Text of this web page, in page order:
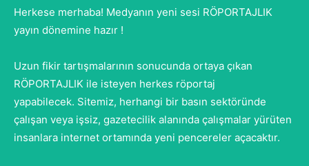
Herkese merhaba! Medyanın yeni sesi RÖPORTAJLIK
yayın dönemine hazır !
Uzun fikir tartışmalarının sonucunda ortaya çıkan
RÖPORTAJLIK ile isteyen herkes röportaj
yapabilecek. Sitemiz, herhangi bir basın sektöründe
çalışan veya işsiz, gazetecilik alanında çalışmalar yürüten
insanlara internet ortamında yeni pencereler açacaktır.